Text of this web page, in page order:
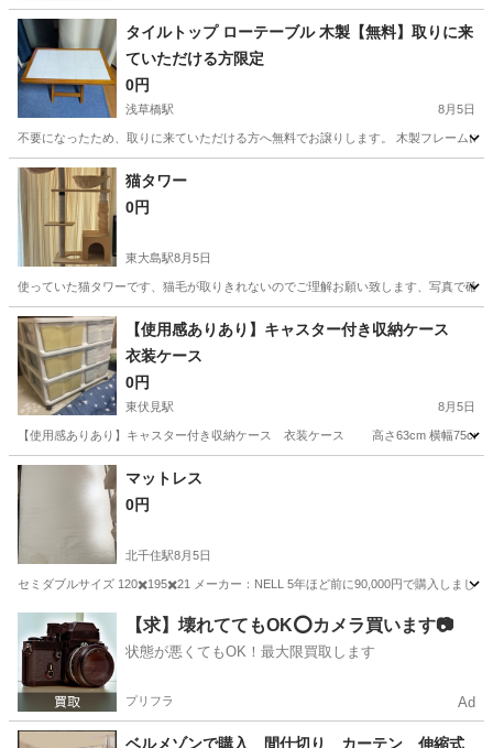
タイルトップ ローテーブル 木製【無料】取りに来
ていただける方限定
0円
浅草橋駅 8月5日
不要になったため、取りに来ていただける方へ無料でお譲りします。 木製フレーム
東京 台東区 浅草橋駅
猫タワー
0円
東大島駅8月5日
使っていた猫タワーです、猫毛が取りきれないのでご理解お願い致します、写真で確
東京 江東区 東大島駅 その他
【使用感ありあり】キャスター付き収納ケース
衣装ケース
0円
東伏見駅 8月5日
【使用感ありあり】キャスター付き収納ケース 衣装ケース 高さ63cm 横幅75cm
東京 武蔵野市 東伏見駅
マットレス
0円
北千住駅8月5日
セミダブルサイズ 120✖️195✖️21 メーカー：NELL 5年ほど前に90,000円で購入しまし
東京 足立区 北千住駅 寝具
【求】壊れててもOK⭕️カメラ買います📷
状態が悪くてもOK！最大限買取します
プリフラ Ad
ベルメゾンで購入 間仕切り カーテン 伸縮式